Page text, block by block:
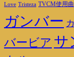
Love Tristeza TVCM使用曲
ガンバー
バービア サ